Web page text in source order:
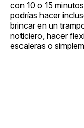
con 10 o 15
podrías hacer
brincar en un
noticiero, hacer
escaleras o